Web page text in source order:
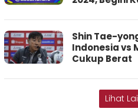
Shin Tae-
Indonesia vs
Cukup Berat
Lihat